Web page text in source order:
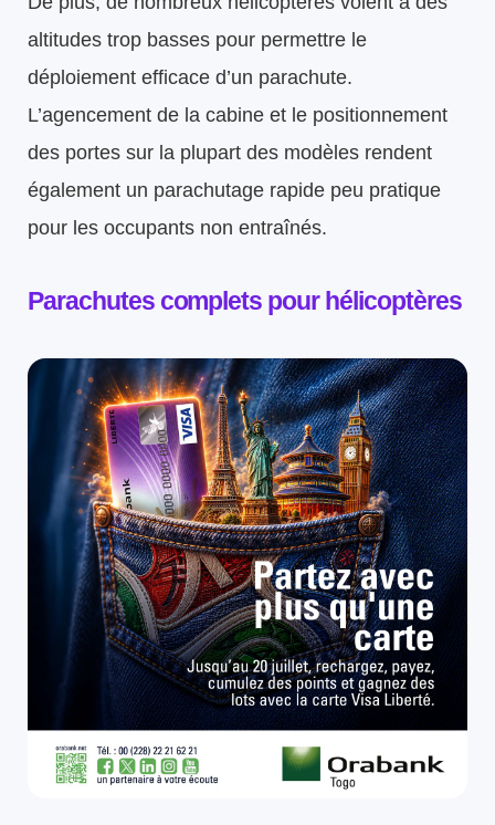
altitudes trop basses pour permettre le
déploiement efficace d’un parachute.
L’agencement de la cabine et le positionnement
des portes sur la plupart des modèles rendent
également un parachutage rapide peu pratique
pour les occupants non entraînés.
Parachutes complets pour hélicoptères